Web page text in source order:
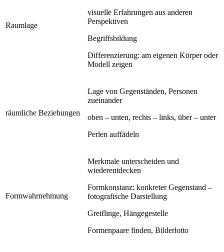
Raumlage
visuelle Erfahrungen aus anderen
Perspektiven
Begriffsbildung
Differenzierung: am eigenen Körper oder
Modell zeigen
räumliche Beziehungen
Lage von Gegenständen, Personen
zueinander
oben – unten, rechts – links, über – unter
Perlen auffädeln
Formwahrnehmung
Merkmale unterscheiden und
wiederentdecken
Formkonstanz: konkreter Gegenstand –
fotografische Darstellung
Greiflinge, Hängegestelle
Formenpaare finden, Bilderlotto